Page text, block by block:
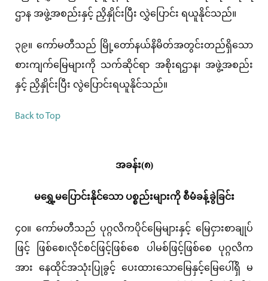
ဌာန အဖွဲ့အစည်းနှင့် ညှိနှိုင်းပြီး လွှဲပြောင်း ရယူနိုင်သည်။
၃၉။ ကော်မတီသည် မြို့တော်နယ်နိမိတ်အတွင်းတည်ရှိသော
စားကျက်မြေများကို သက်ဆိုင်ရာ အစိုးရဌာန၊ အဖွဲ့အစည်း
နှင့် ညှိနှိုင်းပြီး လွဲပြောင်းရယူနိုင်သည်။
Back to Top
အခန်း(၈)
မရွှေ့မပြောင်းနိုင်သော ပစ္စည်းများကို စီမံခန့်ခွဲခြင်း
၄၀။ ကော်မတီသည် ပုဂ္ဂလိကပိုင်မြေများနှင့် မြေငှားစာချုပ်
ဖြင့် ဖြစ်စေ၊လိုင်စင်ဖြင့်ဖြစ်စေ ပါမစ်ဖြင့်ဖြစ်စေ ပုဂ္ဂလိက
အား နေထိုင်အသုံးပြုခွင့် ပေးထားသောမြေနှင့်မြေပေါ်ရှိ မ